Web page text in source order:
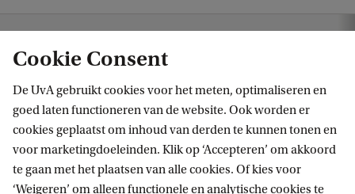
Cookie Consent
De UvA gebruikt cookies voor het meten, optimaliseren en
goed laten functioneren van de website. Ook worden er
cookies geplaatst om inhoud van derden te kunnen tonen en
voor marketingdoeleinden. Klik op ‘Accepteren’ om akkoord
te gaan met het plaatsen van alle cookies. Of kies voor
‘Weigeren’ om alleen functionele en analytische cookies te